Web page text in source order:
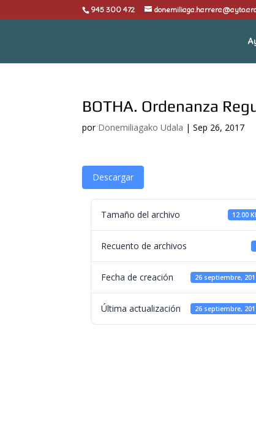
945 300 472
BOTHA. Ordenanza
por Donemiliagako Udala |Sep 26, 2017
Descargar
Tamaño del archivo 12.00
Recuento de archivos
Fecha de creación 26 septiembre,
Última actualización 26 septiembre,